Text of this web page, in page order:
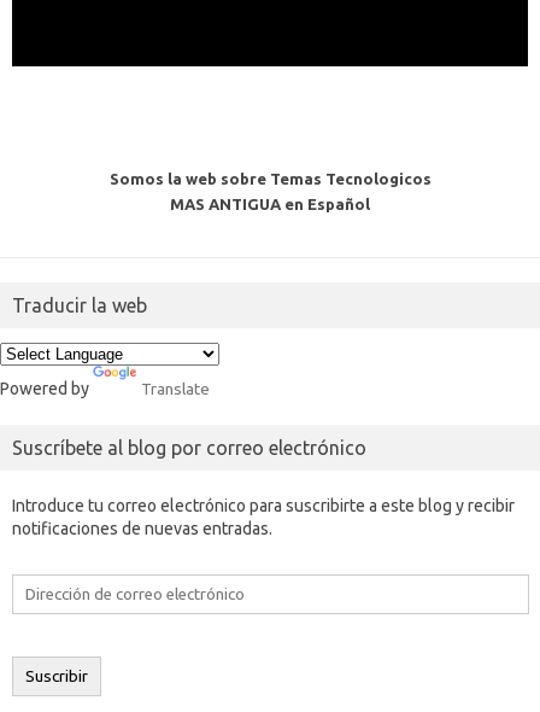
Somos la web sobre Temas Tecnologicos
MAS ANTIGUA en Español
Traducir la web
Powered by Translate
Suscríbete al blog por correo electrónico
Introduce tu correo electrónico para suscribirte a este blog y recibir
notificaciones de nuevas entradas.
Dirección
electrónico
Suscribir